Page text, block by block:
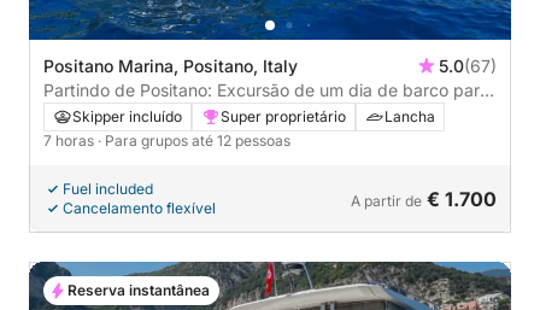
Positano Marina, Positano, Italy 5.0(67)
Partindo de Positano: Excursão de um dia de barco para
Capri: Descubra a Costa Amalfitana com estilo
Skipper incluído Super proprietário
Lancha
7 horas · Para grupos até 12 pessoas
Fuel included
Cancelamento flexível
A partir de € 1.700
Reserva instantânea